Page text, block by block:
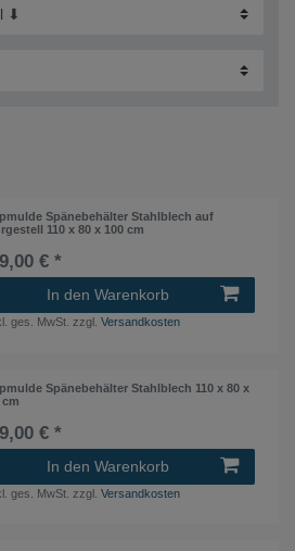
Spänebehälter Stahlblech auf
110 x 80 x 100 cm
€ *
In den Warenkorb
ges. MwSt. zzgl.Versandkosten
Spänebehälter Stahlblech 110 x 80 x
cm
€ *
In den Warenkorb
ges. MwSt. zzgl.Versandkosten